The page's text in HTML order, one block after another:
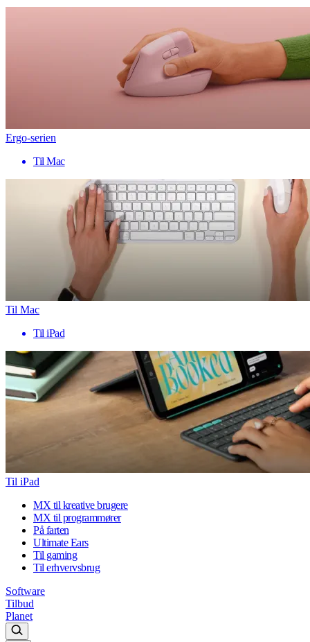
Ergo-serien
Til Mac
Til Mac
Til iPad
Til iPad
MX til kreative brugere
MX til programmører
På farten
Ultimate Ears
Til gaming
Til erhvervsbrug
Software
Tilbud
Planet